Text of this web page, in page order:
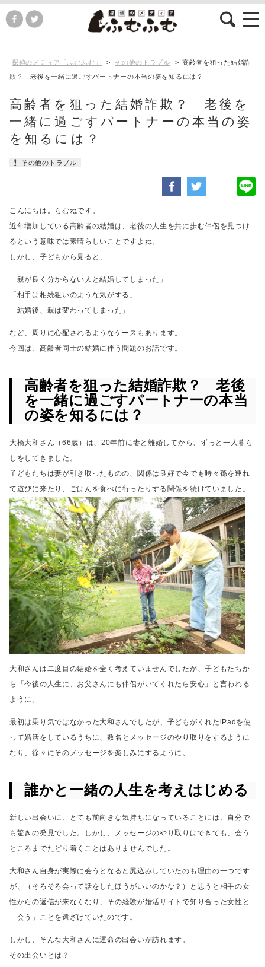
探偵のメディア「ふむふむ」 > その他のトラブル > 高齢者を狙った結婚詐
欺？ 老後を一緒に過ごすパートナーの本当の姿を知るには？
高齢者を狙った結婚詐欺？ 老後を
一緒に過ごすパートナーの本当の姿
を知るには？
その他のトラブル
こんにちは。らむねです。
近年増加している高齢者の結婚は、老後の人生を共に歩む伴侶を見つけ
るという意味では素晴らしいことですよね。
しかし、子どもから見ると、
「親が良く分からない人と結婚してしまった」
「相手は相続狙いのような気がする」
「結婚後、親は変わってしまった」
など、周りに心配されるようなケースもあります。
今回は、高齢者同士の結婚に伴う問題のお話です。
高齢者を狙った結婚詐欺？ 老後
を一緒に過ごすパートナーの本当
の姿を知るには？
大橋大和さん（66歳）は、20年前に妻と離婚してから、 ずっと一人暮ら
しをしてきました。
子どもたちは妻が引き取ったものの、関係は良好で今でも時々孫を連れ
て遊びに来たり、
ごはんを食べに行ったりする関係を続けていました。
大和さんは二度目の結婚を全く考えていませんでしたが、子どもたちか
ら「今後の人生に、お父さんにも伴侶がいてくれたら安心」と言われる
ように。
最初は乗り気ではなかった大和さんでしたが、子どもがくれたiPadを使
って婚活をしているうちに、数名とメッセージのやり取りをするように
なり、徐々にそのメッセージを楽しみにするように。
誰かと一緒の人生を考えはじめる
新しい出会いに、とても前向きな気持ちになっていることには、自分で
も驚きの発見でした。
しかし、メッセージのやり取りはできても、会う
ところまでたどり着くことはありませんでした。
大和さん自身が実際に会うとなると尻込みしていたのも理由の一つです
が、
（そろそろ会って話をしたほうがいいのかな？）と思うと相手の女
性からの返信が来なくなり、 その経験が婚活サイトで知り合った女性と
「会う」ことを遠ざけていたのです。
しかし、そんな大和さんに運命の出会いが訪れます。
その出会いとは？